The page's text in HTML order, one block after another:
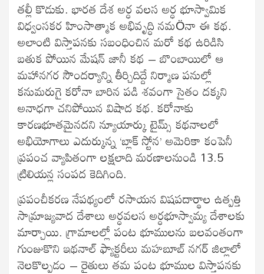
తల్లీ కొడుకు. భారత దేశ అర్ధ వలస అర్ధ భూస్వామిక
విధ్వంసకర హింసాత్మాక అభివృద్ధి నమÖనా ఈ కథ.
అలాంటి విస్తాపనకు సబంధించిన మరో కథ ఉరిడిసి
బతుక పోయిన మేషన్ జానీ కథ – బొంబాయిలో ఆ
మహానగర సౌందర్యాన్ని తీర్చిదిద్దే నిర్మాణ పనుల్లో
కనుమరుగై కరోనా బారిన పడి శవంగా సైతం దక్కని
అనాధగా చనిపోయిన విషాద కథ. కరోనాకు
కారణభూతమైనదని న్యూయార్కు టైమ్స్ కథనాలలో
అభియోగాలు ఎదుర్కున్న ‘బ్లాక్ స్టోన’ అమెరికా కంపెనీ
ప్రపంచ వ్యాపితంగా లక్షలాది మరణాలనుండి 13.5
ట్రిలియన్ల సంపద కెదిగింది.
ప్రపంచీకరణ నేపథ్యంలో రసాయన విషపదార్థాల ఉత్పత్తి
సామ్రాజ్యవాద దేశాలు అర్ధవలస అర్ధభూస్వామ్య దేశాలకు
మార్చాయి. గ్రామాలల్లో పంట భూములను బలవంతంగా
గుంజుకొని ఇథనాల్ ఫ్యాక్టరీలు మహబూబ్ నగర్ జిల్లాలో
నెలకొల్పడం – రైతులు తమ పంట భూముల విస్తాపనకు